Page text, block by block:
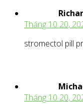
Tháng 10 20,
stromectol pill
Tháng 10 20,